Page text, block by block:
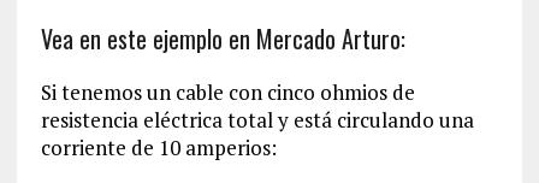
Vea en este ejemplo en Mercado Arturo:
Si tenemos un cable con cinco ohmios de
resistencia eléctrica total y está circulando una
corriente de 10 amperios: